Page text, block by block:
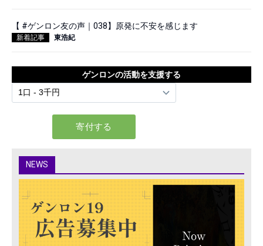
【 #ゲンロン友の声｜038】原発に不安を感じます
新着記事 東浩紀
ゲンロンの活動を支援する
NEWS